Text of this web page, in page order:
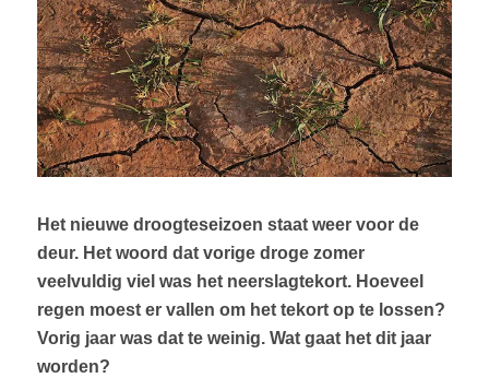
Het nieuwe droogteseizoen staat weer voor de
deur. Het woord dat vorige droge zomer
veelvuldig viel was het neerslagtekort. Hoeveel
regen moest er vallen om het tekort op te lossen?
Vorig jaar was dat te weinig. Wat gaat het dit jaar
worden?